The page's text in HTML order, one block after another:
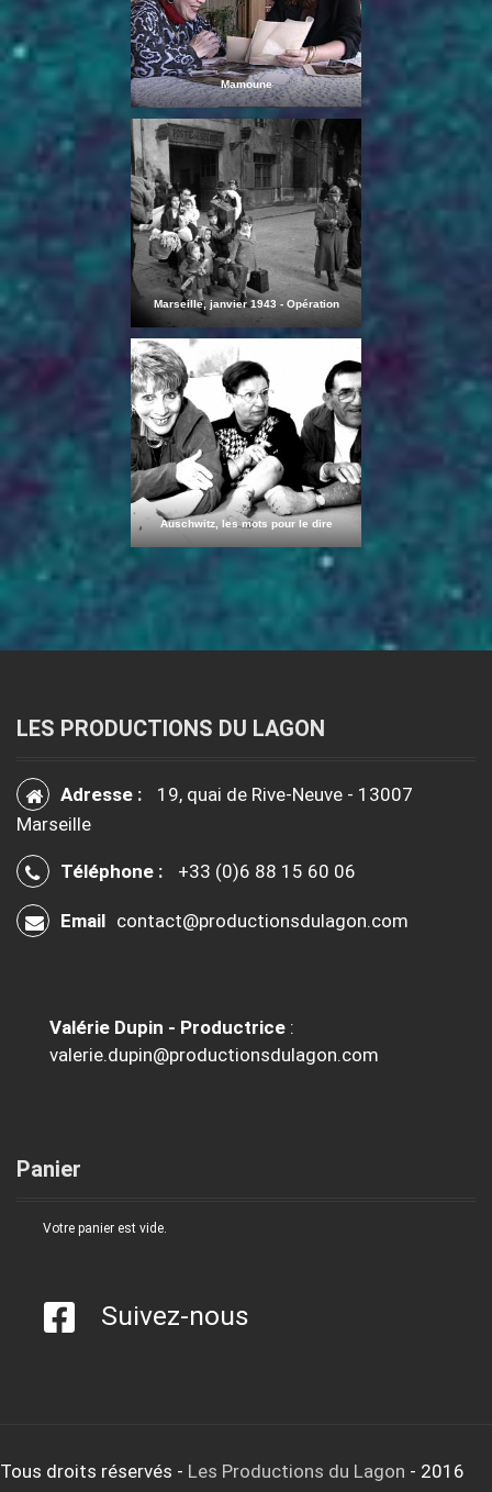
Mamoune
Marseille, janvier 1943 - Opération
Sultan
Auschwitz, les mots pour le dire
LES PRODUCTIONS DU LAGON
Adresse :
19, quai de Rive-Neuve - 13007
Marseille
Téléphone : +33 (0)6 88 15 60 06
Email contact@productionsdulagon.com
Valérie Dupin - Productrice :
valerie.dupin@productionsdulagon.com
Panier
Votre panier est vide.
Suivez-nous
Tous droits réservés - Les Productions du Lagon - 2016